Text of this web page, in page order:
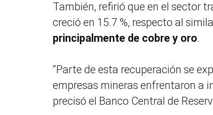
También, refirió que en el sector
creció en 15.7 %, respecto al
principalmente de cobre y oro.
“Parte de esta recuperación se
empresas mineras enfrentaron a
precisó el Banco Central de